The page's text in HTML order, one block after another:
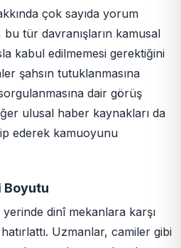
çok sayıda yorum
bu tür davranışların kamusal
kabul edilmemesi gerektiğini
şahsın tutuklanmasına
dair görüş
ulusal haber kaynakları da
ederek kamuoyunu
Boyutu
dinî mekanlara karşı
Uzmanlar, camiler gibi